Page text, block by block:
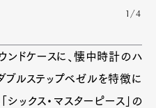
1/4
ンドケースに、懐中時計のハ
ブルステップベゼルを特徴に
ックス・マスターピース」の